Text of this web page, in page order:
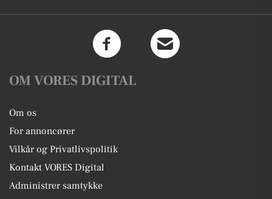
OM VORES DIGITAL
Om os
For annoncører
Vilkår og Privatlivspolitik
Kontakt VORES Digital
Administrer samtykke